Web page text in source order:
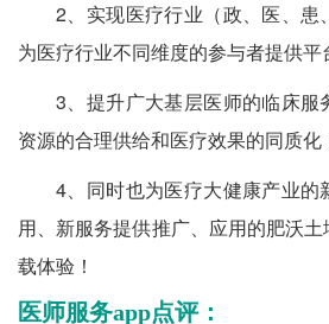
2、实现医疗行业（政、医、患
为医疗行业不同维度的参与者提供平
3、提升广大基层医师的临床服
资源的合理供给和医疗效果的同质化
4、同时也为医疗大健康产业的
用、新服务提供推广、应用的肥沃
载体验！
医师服务app点评：